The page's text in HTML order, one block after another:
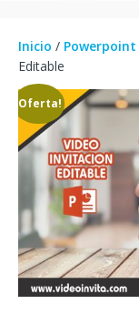
Inicio / Powerpoint
Editable
¡Oferta!